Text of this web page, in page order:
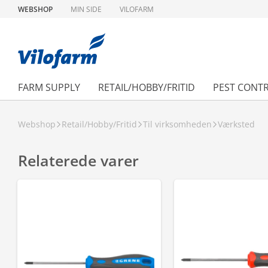
WEBSHOP MIN SIDE VILOFARM
FARM SUPPLY RETAIL/HOBBY/FRITID PEST
Webshop Retail/Hobby/Fritid Til virksomheden Værksted
Relaterede varer